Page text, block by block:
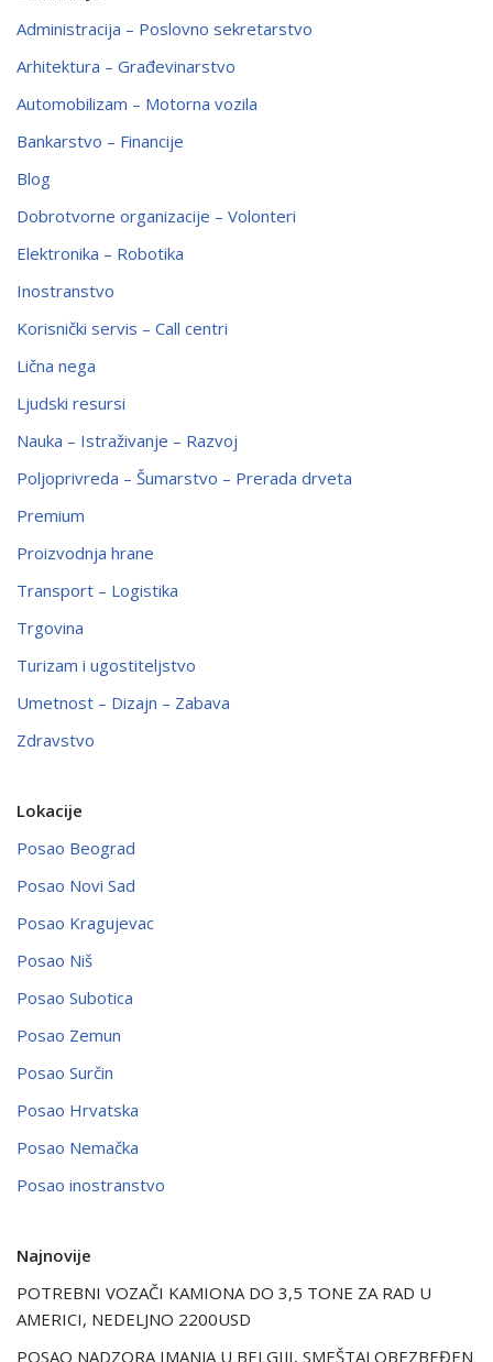
Administracija – Poslovno sekretarstvo
Arhitektura – Građevinarstvo
Automobilizam – Motorna vozila
Bankarstvo – Financije
Blog
Dobrotvorne organizacije – Volonteri
Elektronika – Robotika
Inostranstvo
Korisnički servis – Call centri
Lična nega
Ljudski resursi
Nauka – Istraživanje – Razvoj
Poljoprivreda – Šumarstvo – Prerada drveta
Premium
Proizvodnja hrane
Transport – Logistika
Trgovina
Turizam i ugostiteljstvo
Umetnost – Dizajn – Zabava
Zdravstvo
Lokacije
Posao Beograd
Posao Novi Sad
Posao Kragujevac
Posao Niš
Posao Subotica
Posao Zemun
Posao Surčin
Posao Hrvatska
Posao Nemačka
Posao inostranstvo
Najnovije
POTREBNI VOZAČI KAMIONA DO 3,5 TONE ZA RAD U
AMERICI, NEDELJNO 2200USD
POSAO NADZORA IMANJA U BELGIJI, SMEŠTAJ OBEZBEĐEN